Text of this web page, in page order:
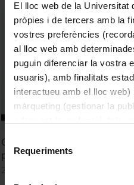
El lloc web de la Universitat
pròpies i de tercers amb la
vostres preferències
al lloc web amb
puguin diferenciar la vostra
usuaris), amb finalitats
interactueu amb el lloc
màrqueting (gestionar la
consultar laPolítica de
Selecció
de Requeriments
Condicions i dificultats per a
pràctiques educatives